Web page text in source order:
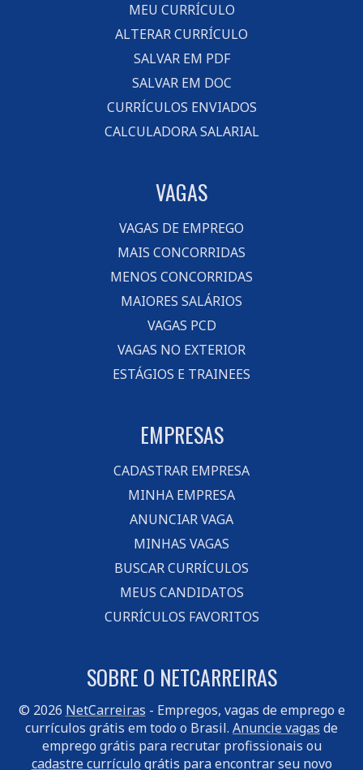
MEU CURRÍCULO
ALTERAR CURRÍCULO
SALVAR EM PDF
SALVAR EM DOC
CURRÍCULOS ENVIADOS
CALCULADORA SALARIAL
VAGAS
VAGAS DE EMPREGO
MAIS CONCORRIDAS
MENOS CONCORRIDAS
MAIORES SALÁRIOS
VAGAS PCD
VAGAS NO EXTERIOR
ESTÁGIOS E TRAINEES
EMPRESAS
CADASTRAR EMPRESA
MINHA EMPRESA
ANUNCIAR VAGA
MINHAS VAGAS
BUSCAR CURRÍCULOS
MEUS CANDIDATOS
CURRÍCULOS FAVORITOS
SOBRE O NETCARREIRAS
© 2026 NetCarreiras - Empregos, vagas de emprego e
currículos grátis em todo o Brasil. Anuncie vagas de
emprego grátis para recrutar profissionais ou
cadastre currículo grátis para encontrar seu novo